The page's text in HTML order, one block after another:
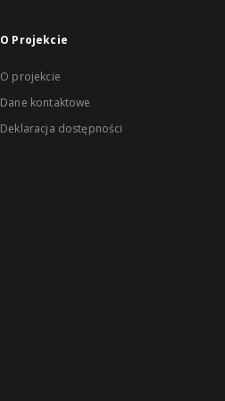
O Projekcie
O projekcie
Dane kontaktowe
Deklaracja dostępności